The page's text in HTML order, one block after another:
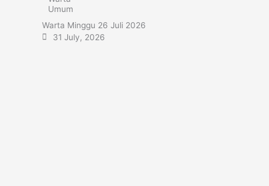
Umum
Warta Minggu 26 Juli 2026
31 July, 2026